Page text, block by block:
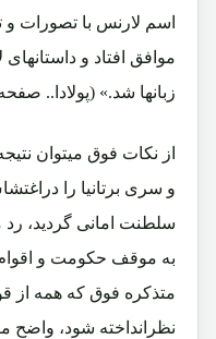
اسم لارنس با تصورات
موافق افتاد و
زبانها شد.» (پولادا.. صفحه 262-
از نکات فوق میتوان
و سری برتانیا را
سلطنت امانی گردید،
به موقف حکومت و اقوام
متذکره فوق که همه از
نظرانداخته شود، واضح